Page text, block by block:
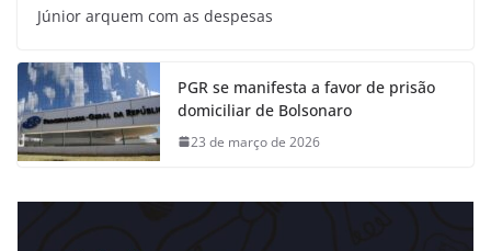
Júnior arquem com as despesas
PGR se manifesta a favor de prisão
domiciliar de Bolsonaro
23 de março de 2026